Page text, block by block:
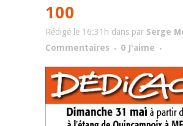
100
Rédigé le 16:31h dans par Serge
Commentaires
0 J'aime